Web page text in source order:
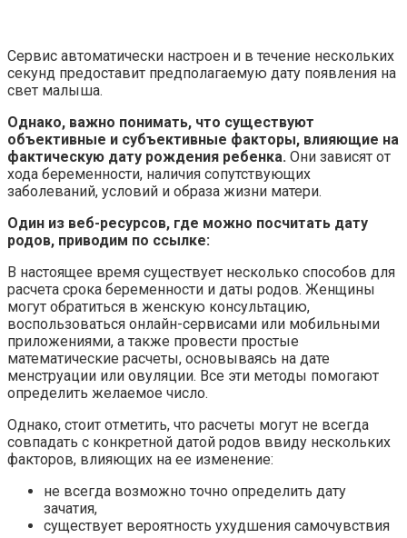
Сервис автоматически настроен и в течение нескольких
секунд предоставит предполагаемую дату появления на
свет малыша.
Однако, важно понимать, что существуют
объективные и субъективные факторы, влияющие на
фактическую дату рождения ребенка. Они зависят от
хода беременности, наличия сопутствующих
заболеваний, условий и образа жизни матери.
Один из веб-ресурсов, где можно посчитать дату
родов, приводим по ссылке:
В настоящее время существует несколько способов для
расчета срока беременности и даты родов. Женщины
могут обратиться в женскую консультацию,
воспользоваться онлайн-сервисами или мобильными
приложениями, а также провести простые
математические расчеты, основываясь на дате
менструации или овуляции. Все эти методы помогают
определить желаемое число.
Однако, стоит отметить, что расчеты могут не всегда
совпадать с конкретной датой родов ввиду нескольких
факторов, влияющих на ее изменение:
не всегда возможно точно определить дату
зачатия,
существует вероятность ухудшения самочувствия